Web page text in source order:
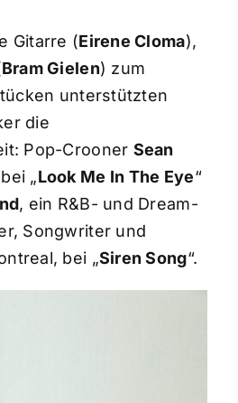
Gitarre (Eirene Cloma),
Bram Gielen) zum
unterstützten
die
Pop-Crooner Sean
bei „Look Me In The Eye“
, ein R&B- und Dream-
Songwriter und
bei „Siren Song“.